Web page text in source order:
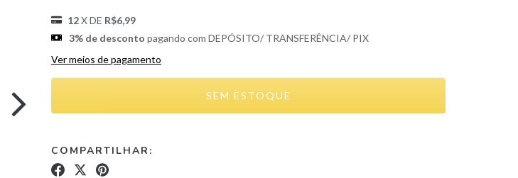
12X DE R$6,99
3% de desconto pagando com DEPÓSITO/ TRANSFERÊNCIA/ PIX
Ver meios de pagamento
COMPARTILHAR: